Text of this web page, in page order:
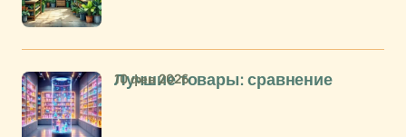
Лучшие товары: сравнение
10 фев 2026